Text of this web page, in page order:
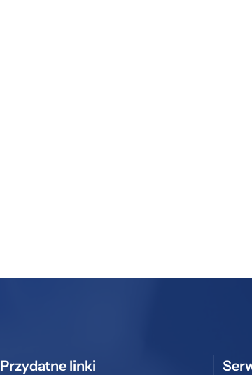
Przydatne linki